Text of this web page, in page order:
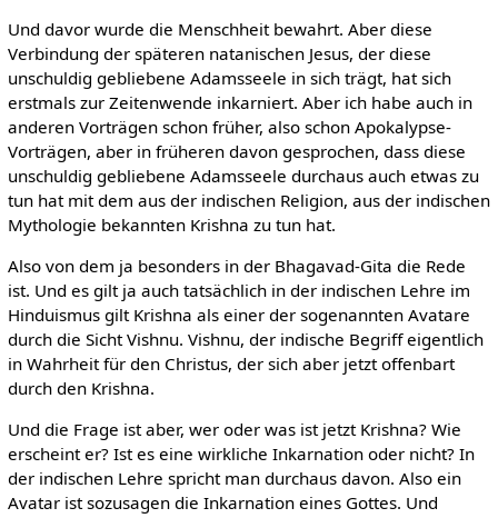
Und davor wurde die Menschheit bewahrt. Aber diese
Verbindung der späteren natanischen Jesus, der diese
unschuldig gebliebene Adamsseele in sich trägt, hat sich
erstmals zur Zeitenwende inkarniert. Aber ich habe auch in
anderen Vorträgen schon früher, also schon Apokalypse-
Vorträgen, aber in früheren davon gesprochen, dass diese
unschuldig gebliebene Adamsseele durchaus auch etwas zu
tun hat mit dem aus der indischen Religion, aus der indischen
Mythologie bekannten Krishna zu tun hat.
Also von dem ja besonders in der Bhagavad-Gita die Rede
ist. Und es gilt ja auch tatsächlich in der indischen Lehre im
Hinduismus gilt Krishna als einer der sogenannten Avatare
durch die Sicht Vishnu. Vishnu, der indische Begriff eigentlich
in Wahrheit für den Christus, der sich aber jetzt offenbart
durch den Krishna.
Und die Frage ist aber, wer oder was ist jetzt Krishna? Wie
erscheint er? Ist es eine wirkliche Inkarnation oder nicht? In
der indischen Lehre spricht man durchaus davon. Also ein
Avatar ist sozusagen die Inkarnation eines Gottes. Und